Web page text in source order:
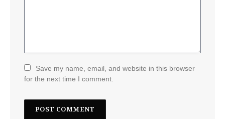
Save my name, email, and website in this browser
for the next time I comment.